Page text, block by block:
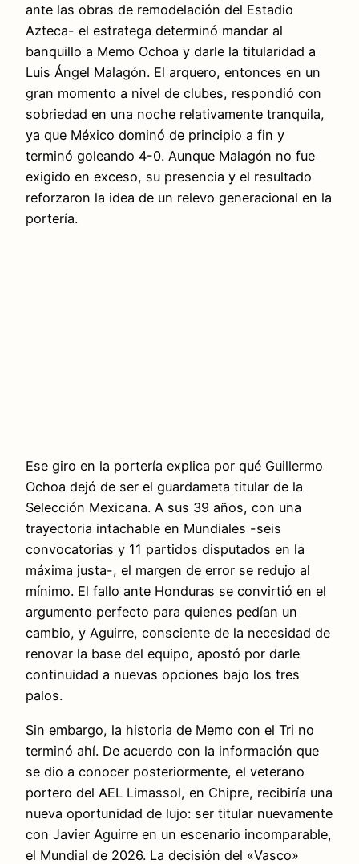
ante las obras de remodelación del Estadio
Azteca- el estratega determinó mandar al
banquillo a Memo Ochoa y darle la titularidad a
Luis Ángel Malagón. El arquero, entonces en un
gran momento a nivel de clubes, respondió con
sobriedad en una noche relativamente tranquila,
ya que México dominó de principio a fin y
terminó goleando 4-0. Aunque Malagón no fue
exigido en exceso, su presencia y el resultado
reforzaron la idea de un relevo generacional en la
portería.
Ese giro en la portería explica por qué Guillermo
Ochoa dejó de ser el guardameta titular de la
Selección Mexicana. A sus 39 años, con una
trayectoria intachable en Mundiales -seis
convocatorias y 11 partidos disputados en la
máxima justa-, el margen de error se redujo al
mínimo. El fallo ante Honduras se convirtió en el
argumento perfecto para quienes pedían un
cambio, y Aguirre, consciente de la necesidad de
renovar la base del equipo, apostó por darle
continuidad a nuevas opciones bajo los tres
palos.
Sin embargo, la historia de Memo con el Tri no
terminó ahí. De acuerdo con la información que
se dio a conocer posteriormente, el veterano
portero del AEL Limassol, en Chipre, recibiría una
nueva oportunidad de lujo: ser titular nuevamente
con Javier Aguirre en un escenario incomparable,
el Mundial de 2026. La decisión del «Vasco»